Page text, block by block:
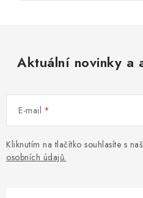
Aktuální novinky a
E-mail
Kliknutím na tlačítko souhlasíte s
osobních údajů.